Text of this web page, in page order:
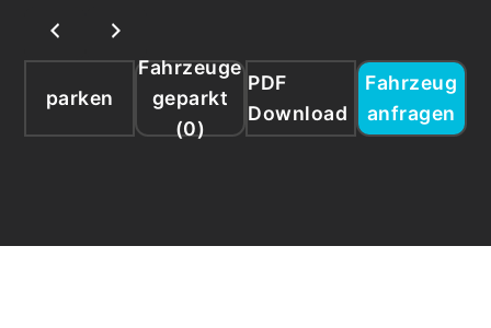
parken
Fahrzeuge
geparkt
(0)
PDF
Download
Fahrzeug
anfragen